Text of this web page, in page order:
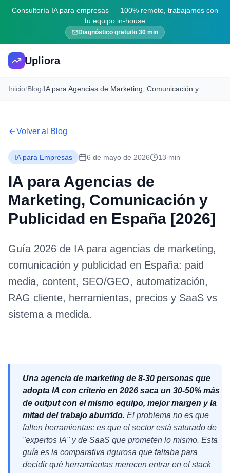
Consultoría IA para empresas — 100% remoto, trabajamos con
tu equipo in-house
Diagnóstico gratuito 30 min
Upliora
Inicio/Blog/
Volver al Blog
IA para Empresas 6 de mayo de 2026 13 min
IA para Agencias de
Marketing, Comunicación y
Publicidad en España [2026]
Guía 2026 de IA para agencias de marketing,
comunicación y publicidad en España: paid
media, content, SEO/GEO, automatización,
RAG cliente, herramientas, precios y SaaS vs
sistema a medida.
Una agencia de marketing de 8-30 personas que
adopta IA con criterio en 2026 saca un 30-50% más
de output con el mismo equipo, mejor margen y la
mitad del trabajo aburrido. El problema no es que
falten herramientas: es que el sector está saturado de
"expertos IA" y de SaaS que prometen lo mismo. Esta
guía es la comparativa rigurosa que faltaba para
decidir qué herramientas merecen entrar en el stack